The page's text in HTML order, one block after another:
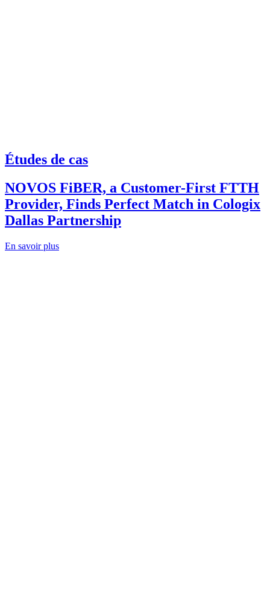
Études de cas
NOVOS FiBER, a Customer-First FTTH
Provider, Finds Perfect Match in Cologix
Dallas Partnership
En savoir plus